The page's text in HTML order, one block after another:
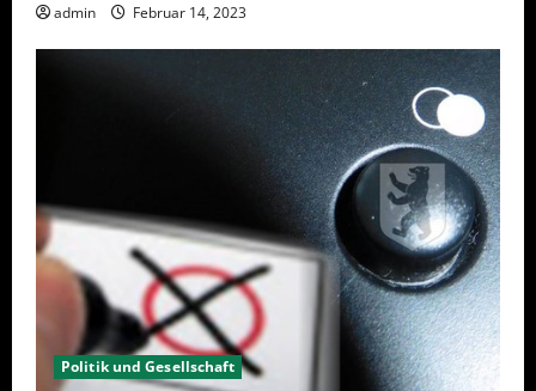
admin Februar 14, 2023
Politik und Gesellschaft